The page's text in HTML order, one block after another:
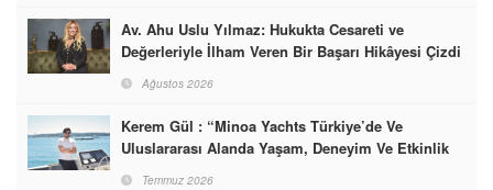
Av. Ahu Uslu Yılmaz: Hukukta Cesareti ve
Değerleriyle İlham Veren Bir Başarı Hikâyesi Çizdi
Ağustos 2026
Kerem Gül : “Minoa Yachts Türkiye’de Ve
Uluslararası Alanda Yaşam, Deneyim Ve Etkinlik
Markası Olacak”
Temmuz 2026